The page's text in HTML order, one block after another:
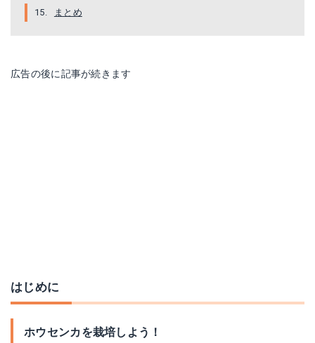
まとめ
広告の後に記事が続きます
はじめに
ホウセンカを栽培しよう！